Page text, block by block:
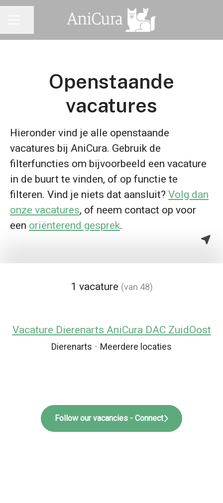
Openstaande
vacatures
Hieronder vind je alle openstaande
vacatures bij AniCura. Gebruik de
filterfuncties om bijvoorbeeld een vacature
in de buurt te vinden, of op functie te
filteren. Vind je niets dat aansluit? Volg dan
onze vacatures, of neem contact op voor
een oriënterend gesprek.
1 vacature (van 48)
Vacature Dierenarts AniCura DAC ZuidOost
Dierenarts · Meerdere locaties
Follow our vacancies - Connect